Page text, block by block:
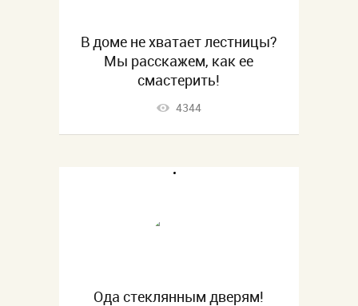
В доме не хватает лестницы?
Мы расскажем, как ее
смастерить!
4344
Ода стеклянным дверям!